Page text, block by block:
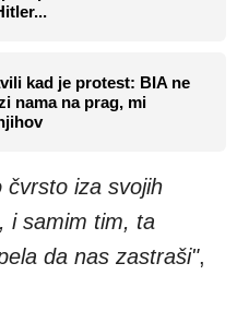
kad je protest: BIA ne
nama na prag, mi
čvrsto iza svojih
i samim tim, ta
da nas zastraši",